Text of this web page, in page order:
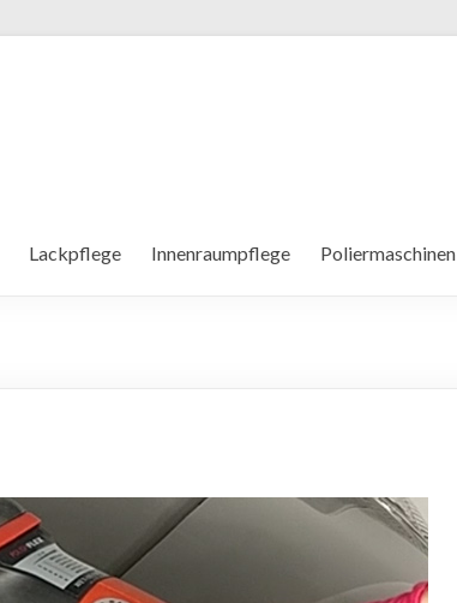
Lackpflege Innenraumpflege Poliermaschinen